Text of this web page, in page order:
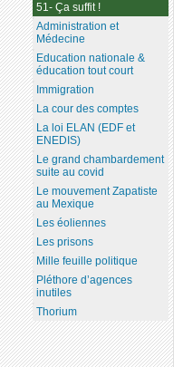
51- Ça suffit !
Administration et
Médecine
Education nationale &
éducation tout court
Immigration
La cour des comptes
La loi ELAN (EDF et
ENEDIS)
Le grand chambardement
suite au covid
Le mouvement Zapatiste
au Mexique
Les éoliennes
Les prisons
Mille feuille politique
Pléthore d’agences
inutiles
Thorium